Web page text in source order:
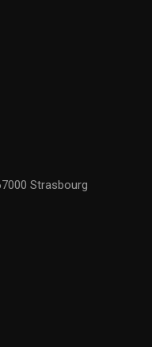
Strasbourg